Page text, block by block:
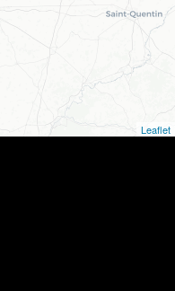
Leaflet